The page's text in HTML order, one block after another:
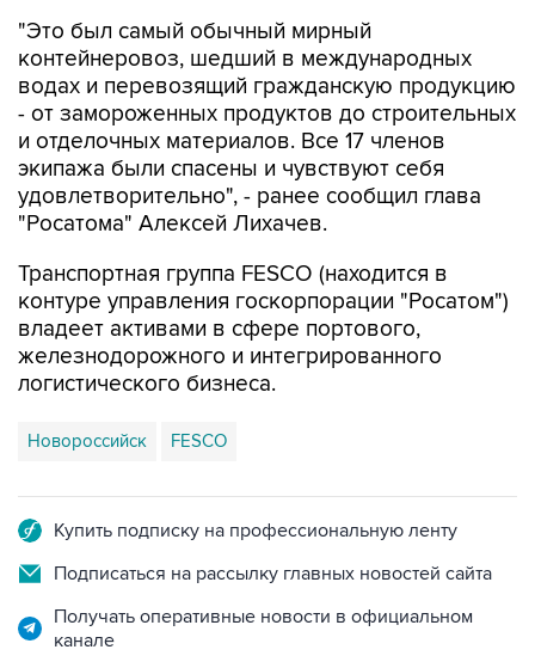
"Это был самый обычный мирный
контейнеровоз, шедший в международных
водах и перевозящий гражданскую продукцию
- от замороженных продуктов до строительных
и отделочных материалов. Все 17 членов
экипажа были спасены и чувствуют себя
удовлетворительно", - ранее сообщил глава
"Росатома" Алексей Лихачев.
Транспортная группа FESCO (находится в
контуре управления госкорпорации "Росатом")
владеет активами в сфере портового,
железнодорожного и интегрированного
логистического бизнеса.
Новороссийск FESCO
Купить подписку на профессиональную ленту
Подписаться на рассылку главных новостей сайта
Получать оперативные новости в официальном
канале